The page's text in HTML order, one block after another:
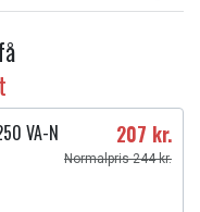
VA-N
207 kr.
Normalpris 244 kr.